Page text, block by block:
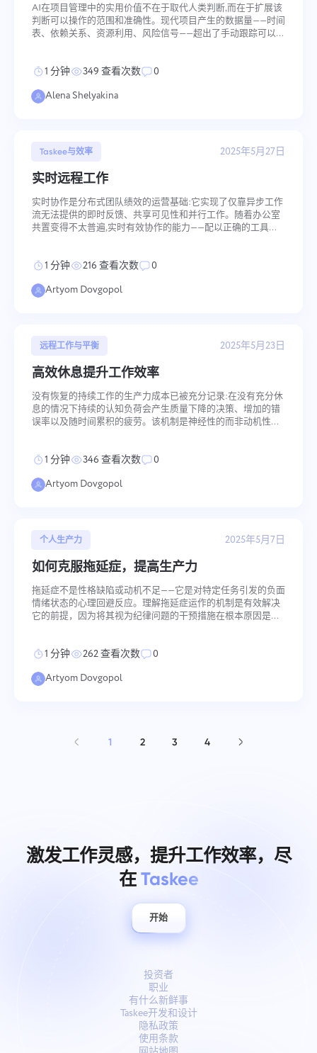
AI在项目管理中的实用价值不在于取代人类判断,而在于扩展该
判断可以操作的范围和准确性。现代项目产生的数据量——时间
表、依赖关系、资源利用、风险信号——超出了手动跟踪可以可
员。 关键要点 AI最小化风险——多一个捕捉错误的过滤器总是
定最佳解决方案 实施需要系统的方法——逐步扩展和KPI跟踪至
1 分钟 349 查看次数
0
Alena Shelyakina
Taskee与效率 2025年5月27日
实时远程工作
实时协作是分布式团队绩效的运营基础:它实现了仅靠异步工作
流无法提供的即时反馈、共享可见性和并行工作。随着办公室
共置变得不太普遍,实时有效协作的能力——配以正确的工具、
即时反馈、透明度和并行工作来提升团队生产力 选择合适的工
习惯 有效的协作不在于持续在线——而在于创建无缝、专注和
1 分钟 216 查看次数
0
Artyom Dovgopol
远程工作与平衡 2025年5月23日
高效休息提升工作效率
没有恢复的持续工作的生产力成本已被充分记录:在没有充分休
息的情况下持续的认知负荷会产生质量下降的决策、增加的错
误率以及随时间累积的疲劳。该机制是神经性的而非动机性的
对减少努力的让步;它们是使持续高质量工作成为可能的条件。
务于不同的恢复目的 生产力悖论——为了实现更多,你需要战略
1 分钟 346 查看次数
0
Artyom Dovgopol
个人生产力 2025年5月7日
如何克服拖延症，提高生产力
拖延症不是性格缺陷或动机不足——它是对特定任务引发的负面
情绪状态的心理回避反应。理解拖延症运作的机制是有效解决
它的前提，因为将其视为纪律问题的干预措施在根本原因是情
避免压力、对失败的恐惧或完美主义压力的方式而出现 简单的
变思维方式、提升自尊和管理任务都能减少内部障碍 我们为什
1 分钟 262 查看次数
0
Artyom Dovgopol
1 2 3 4
激发工作灵感，提升工作效率，尽
在Taskee
开始
投资者
职业
有什么新鲜事
Taskee开发和设计
隐私政策
使用条款